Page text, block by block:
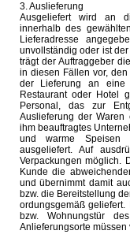
3. Auslieferung
Ausgeliefert wird an
innerhalb des
Lieferadresse
unvollständig oder ist
trägt der Auftraggeber
in diesen Fällen vor,
der Lieferung an eine
Restaurant oder Hotel
Personal, das zur
Auslieferung der
ihm beauftragtes
und warme Speisen
ausgeliefert. Auf
Verpackungen möglich.
Kunde die
und übernimmt damit
bzw. die Bereitstellung
ordungsgemäß
bzw. Wohnungstür
Anlieferungsorte